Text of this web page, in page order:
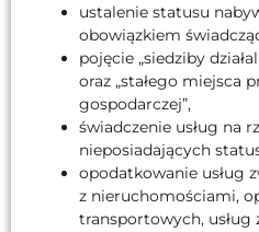
ustalenie statusu
obowiązkiem
pojęcie „siedziby
oraz „stałego miejsca
gospodarczej”,
świadczenie usług na
nieposiadających
opodatkowanie usług
z nieruchomościami,
transportowych,